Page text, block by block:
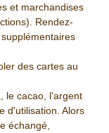
et marchandises
Rendez-
des cartes au
le cacao, l'argent
d'utilisation. Alors
échangé,